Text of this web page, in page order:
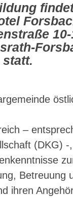
statt.
–
(DKG)
Betreuung
ihren